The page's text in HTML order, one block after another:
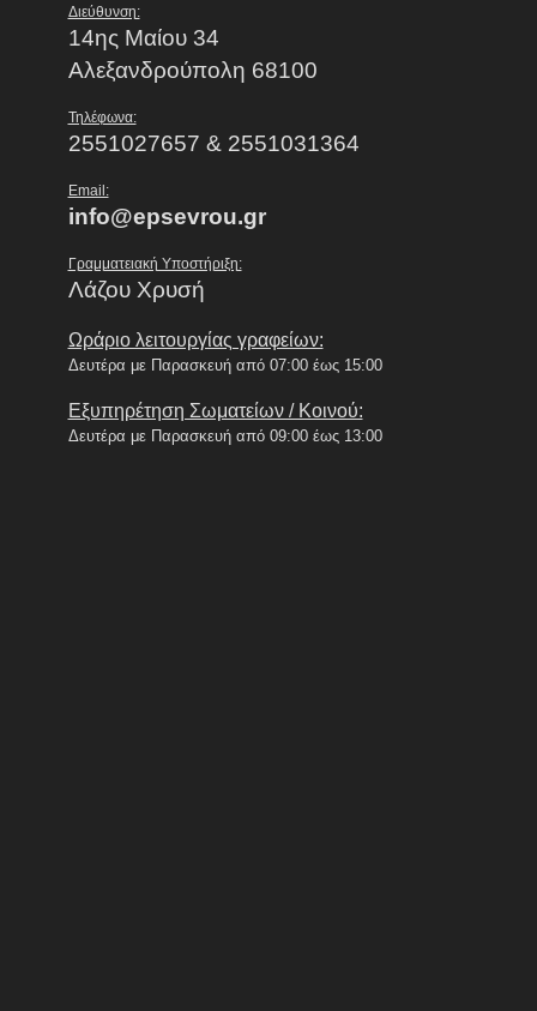
Διεύθυνση:
14ης Μαίου 34
Αλεξανδρούπολη 68100
Τηλέφωνα:
2551027657 & 2551031364
Email:
info@epsevrou.gr
Γραμματειακή Υποστήριξη:
Λάζου Χρυσή
Ωράριο λειτουργίας γραφείων:
Δευτέρα με Παρασκευή από 07:00 έως 15:00
Εξυπηρέτηση Σωματείων / Κοινού:
Δευτέρα με Παρασκευή από 09:00 έως 13:00